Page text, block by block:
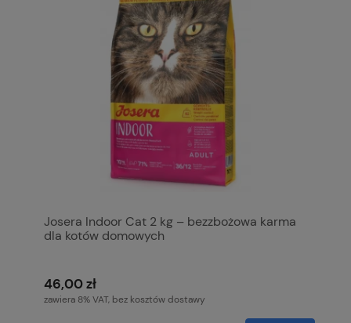
Josera Indoor Cat 2 kg – bezzbożowa karma
dla kotów domowych
46,00 zł
zawiera 8% VAT, bez kosztów dostawy